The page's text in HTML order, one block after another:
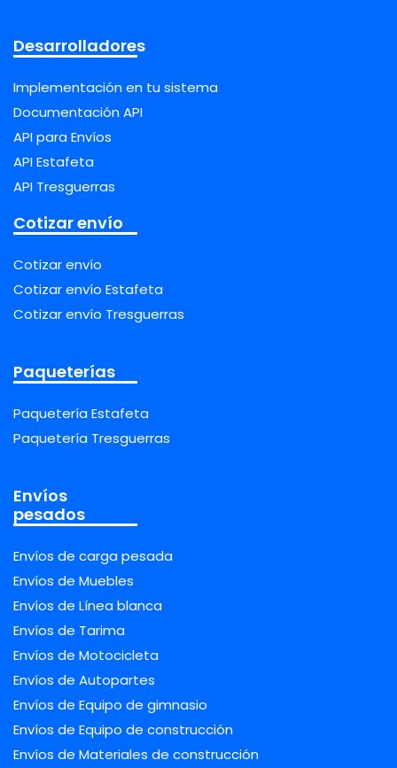
Desarrolladores
Implementación en tu sistema
Documentación API
API para Envíos
API Estafeta
API Tresguerras
Cotizar envío
Cotizar envío
Cotizar envío Estafeta
Cotizar envío Tresguerras
Paqueterías
Paquetería Estafeta
Paquetería Tresguerras
Envíos
pesados
Envíos de carga pesada
Envíos de Muebles
Envíos de Línea blanca
Envíos de Tarima
Envíos de Motocicleta
Envíos de Autopartes
Envíos de Equipo de gimnasio
Envíos de Equipo de construcción
Envíos de Materiales de construcción